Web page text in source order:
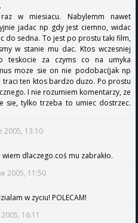
w miesiacu. Nabylemm nawet
jadac np gdy jest ciemno, widac
do sedna. To jest po prostu taki film,
w stanie mu dac. Ktos wczesniej
teskocie za czyms co na umyka
moze sie on nie podobac(jak np
traci ten ktos bardzo duzo. Po prostu
I nie rozumiem komentarzy, ze
sie, tylko trzeba to umiec dostrzec.
2005, 13:10
dlaczego.coś mu zabrakło.
2005, 11:50
w zyciu! POLECAM!
16:11